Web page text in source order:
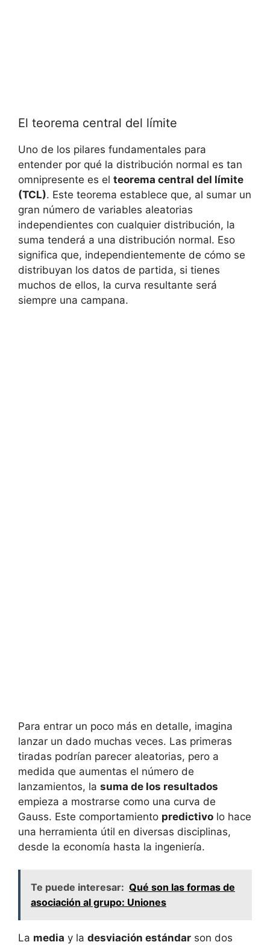
El teorema central del límite
Uno de los pilares fundamentales para
entender por qué la distribución normal es tan
omnipresente es el teorema central del límite
(TCL). Este teorema establece que, al sumar un
gran número de variables aleatorias
independientes con cualquier distribución, la
suma tenderá a una distribución normal. Eso
significa que, independientemente de cómo se
distribuyan los datos de partida, si tienes
muchos de ellos, la curva resultante será
siempre una campana.
Para entrar un poco más en detalle, imagina
lanzar un dado muchas veces. Las primeras
tiradas podrían parecer aleatorias, pero a
medida que aumentas el número de
lanzamientos, la suma de los resultados
empieza a mostrarse como una curva de
Gauss. Este comportamiento predictivo lo hace
una herramienta útil en diversas disciplinas,
desde la economía hasta la ingeniería.
Te puede interesar: Qué son las formas de
asociación al grupo: Uniones
La media y la desviación estándar son dos